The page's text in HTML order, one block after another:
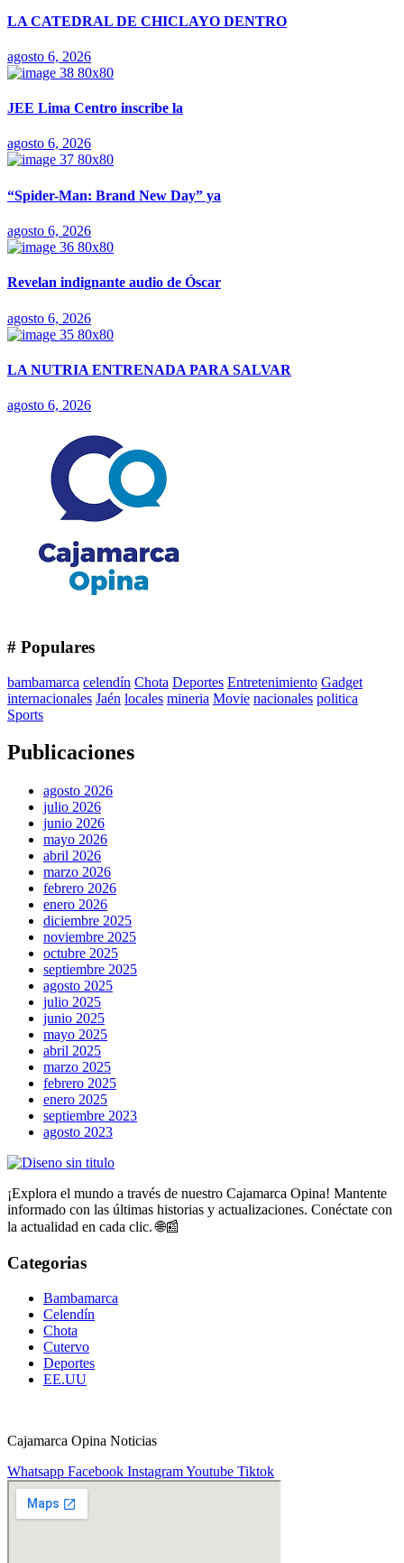
LA CATEDRAL DE CHICLAYO DENTRO
agosto 6, 2026
JEE Lima Centro inscribe la
agosto 6, 2026
“Spider-Man: Brand New Day” ya
agosto 6, 2026
Revelan indignante audio de Óscar
agosto 6, 2026
LA NUTRIA ENTRENADA PARA SALVAR
agosto 6, 2026
# Populares
bambamarca celendín Chota Deportes Entretenimiento Gadget
internacionales Jaén locales mineria Movie nacionales politica
Sports
Publicaciones
agosto 2026
julio 2026
junio 2026
mayo 2026
abril 2026
marzo 2026
febrero 2026
enero 2026
diciembre 2025
noviembre 2025
octubre 2025
septiembre 2025
agosto 2025
julio 2025
junio 2025
mayo 2025
abril 2025
marzo 2025
febrero 2025
enero 2025
septiembre 2023
agosto 2023
¡Explora el mundo a través de nuestro Cajamarca Opina! Mantente
informado con las últimas historias y actualizaciones. Conéctate con
la actualidad en cada clic. 🌐📰
Categorias
Bambamarca
Celendín
Chota
Cutervo
Deportes
EE.UU
Cajamarca Opina Noticias
Whatsapp Facebook InstagramYoutube Tiktok